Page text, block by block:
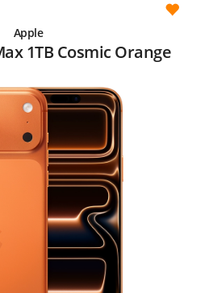
Apple
1TB Cosmic Orange